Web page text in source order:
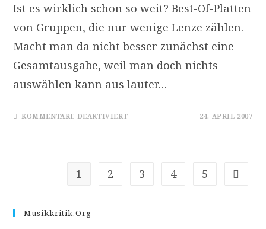
Ist es wirklich schon so weit? Best-Of-Platten
von Gruppen, die nur wenige Lenze zählen.
Macht man da nicht besser zunächst eine
Gesamtausgabe, weil man doch nichts
auswählen kann aus lauter…
KOMMENTARE DEAKTIVIERTFÜR
MARDI
GRAS.BB
24. APRIL 2007
1 2 3 4 5 Zur
Musikkritik.org